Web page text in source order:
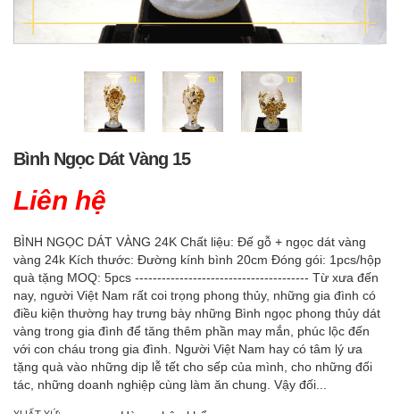
Bình Ngọc Dát Vàng 15
Liên hệ
BÌNH NGỌC DÁT VÀNG 24K Chất liệu: Đế gỗ + ngọc dát vàng
vàng 24k Kích thước: Đường kính bình 20cm Đóng gói: 1pcs/hộp
quà tặng MOQ: 5pcs --------------------------------------- Từ xưa đến
nay, người Việt Nam rất coi trọng phong thủy, những gia đình có
điều kiện thường hay trưng bày những Bình ngọc phong thủy dát
vàng trong gia đình để tăng thêm phần may mắn, phúc lộc đến
với con cháu trong gia đình. Người Việt Nam hay có tâm lý ưa
tặng quà vào những dịp lễ tết cho sếp của mình, cho những đối
tác, những doanh nghiệp cùng làm ăn chung. Vậy đối...